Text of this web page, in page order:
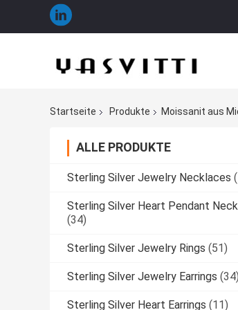
Startseite
Produkte Moissanit aus
ALLE PRODUKTE
Sterling Silver Jewelry Necklaces
Sterling Silver Heart Pendant
(34)
Sterling Silver Jewelry Rings (51)
Sterling Silver Jewelry Earrings (34)
Sterling Silver Heart Earrings (11)